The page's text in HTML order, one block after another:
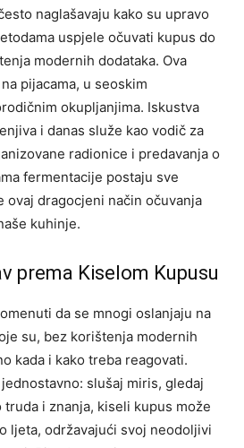
naglašavaju kako su upravo
uspjele očuvati kupus do
modernih dodataka. Ova
pijacama, u seoskim
okupljanjima. Iskustva
i danas služe kao vodič za
radionice i predavanja o
fermentacije postaju sve
ovaj dragocjeni način očuvanja
kuhinje.
prema Kiselom Kupusu
da se mnogi oslanjaju na
su, bez korištenja modernih
kada i kako treba reagovati.
slušaj miris, gledaj
truda i znanja, kiseli kupus može
ljeta, održavajući svoj neodoljivi